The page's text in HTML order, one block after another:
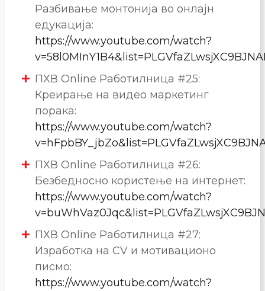
Разбивање монтонија во онлајн
едукација:
https://www.youtube.com/watch?
ПХВ Online Работилница #25:
Креирање на видео маркетинг
порака:
https://www.youtube.com/watch?
ПХВ Online Работилница #26:
Безбедносно користење на интернет:
https://www.youtube.com/watch?
ПХВ Online Работилница #27:
Изработка на CV и мотивационо
писмо:
https://www.youtube.com/watch?